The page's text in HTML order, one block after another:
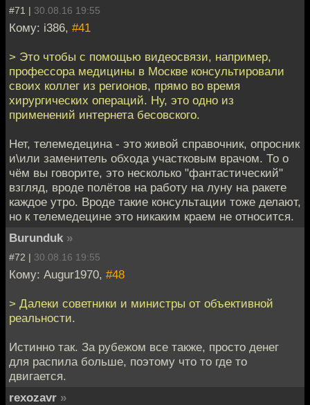
#71 | 30.08.16 19:55
Кому: i386, #41
> Это чтобы с помощью видеосвязи, например,
профессора медицины в Москве консультировали
своих коллег из регионов, прямо во время
хирургических операций. Ну, это одно из
применений интернета бесовского.
Нет, телемедецина - это живой справочник, опросник
и\или заменитель обхода участковым врачом. То о
чём вы говорите, это несколько "фантастический"
взгляд, вроде полётов на работу на луну на ракете
каждое утро. Вроде такие консультации тоже делают,
но к телемедецине это никаким краем не относится.
Burunduk »
#72 | 30.08.16 19:55
Кому: Augur1970, #48
> Далеки советники и министры от объективной
реальности.
Истинно так. За рубежом все также, просто денег
для распила больше, поэтому что то где то
двигается.
rexozavr »